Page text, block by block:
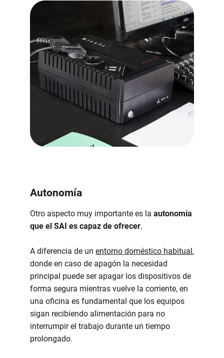
Autonomía
Otro aspecto muy importante es la autonomía
que el SAI es capaz de ofrecer.
A diferencia de un entorno doméstico habitual ,
donde en caso de apagón la necesidad
principal puede ser apagar los dispositivos de
forma segura mientras vuelve la corriente, en
una oficina es fundamental que los equipos
sigan recibiendo alimentación para no
interrumpir el trabajo durante un tiempo
prolongado.